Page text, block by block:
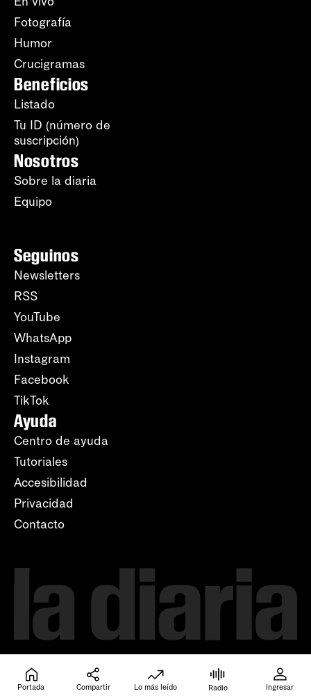
Fotografía
Humor
Crucigramas
Beneficios
Listado
Tu ID (número de
suscripción)
Nosotros
Sobre la diaria
Equipo
Seguinos
Newsletters
RSS
YouTube
WhatsApp
Instagram
Facebook
TikTok
Ayuda
Centro de ayuda
Tutoriales
Accesibilidad
Privacidad
Contacto
Portada Compartir Lo más leído Radio Ingresar